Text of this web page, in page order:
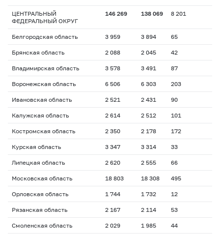
ЦЕНТРАЛЬНЫЙ
ФЕДЕРАЛЬНЫЙ ОКРУГ
146 269 138 069 8 201
Белгородская область 3 959 3 894 65
Брянская область 2 088 2 045 42
Владимирская область 3 578 3 491 87
Воронежская область 6 506 6 303 203
Ивановская область 2 521 2 431 90
Калужская область 2 614 2 512 101
Костромская область 2 350 2 178 172
Курская область 3 347 3 314 33
Липецкая область 2 620 2 555 66
Московская область 18 803 18 308 495
Орловская область 1 744 1 732 12
Рязанская область 2 167 2 114 53
Смоленская область 2 029 1 985 44